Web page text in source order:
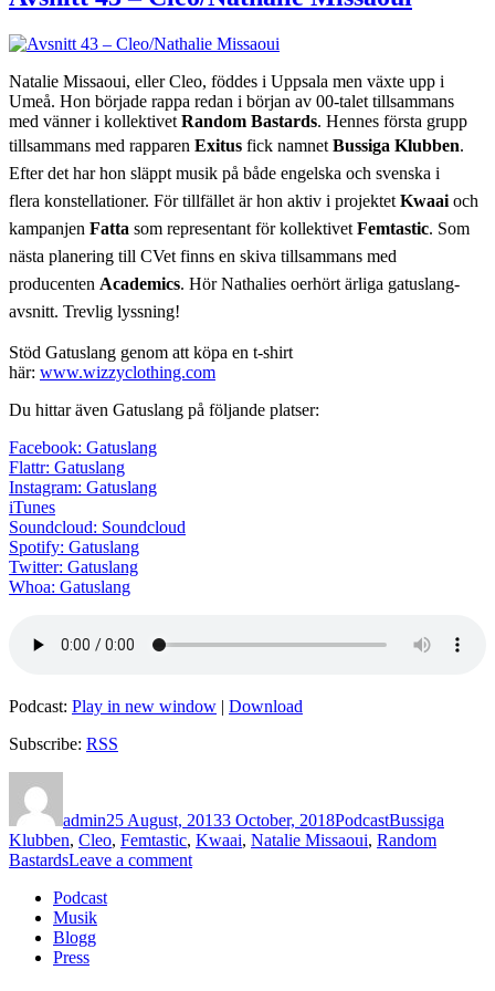
Natalie Missaoui, eller Cleo, föddes i Uppsala men växte upp i
Umeå. Hon började rappa redan i början av 00-talet tillsammans
med vänner i kollektivet Random Bastards. Hennes första grupp
tillsammans med rapparen Exitus fick namnet Bussiga Klubben.
Efter det har hon släppt musik på både engelska och svenska i
flera konstellationer. För tillfället är hon aktiv i projektet Kwaai och
kampanjen Fatta som representant för kollektivet Femtastic. Som
nästa planering till CVet finns en skiva tillsammans med
producenten Academics. Hör Nathalies oerhört ärliga gatuslang-
avsnitt. Trevlig lyssning!
Stöd Gatuslang genom att köpa en t-shirt
här: www.wizzyclothing.com
Du hittar även Gatuslang på följande platser:
Facebook: Gatuslang
Flattr: Gatuslang
Instagram: Gatuslang
iTunes
Soundcloud: Soundcloud
Spotify: Gatuslang
Twitter: Gatuslang
Whoa: Gatuslang
Podcast: Play in new window | Download
Subscribe: RSS
admin25 August, 20133 October, 2018PodcastBussiga
Klubben, Cleo, Femtastic, Kwaai, Natalie Missaoui, Random
BastardsLeave a commenton
Podcast
Musik
Blogg
Press